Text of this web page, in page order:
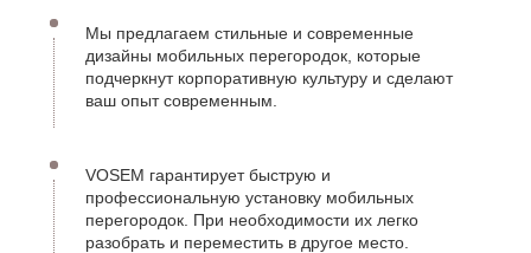
Мы предлагаем стильные и современные
дизайны мобильных перегородок, которые
подчеркнут корпоративную культуру и сделают
ваш опыт современным.
VOSEM гарантирует быструю и
профессиональную установку мобильных
перегородок. При необходимости их легко
разобрать и переместить в другое место.